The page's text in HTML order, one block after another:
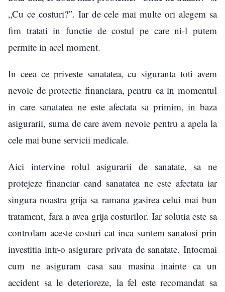
„Cu ce costuri?”. Iar de cele mai multe ori alegem sa
fim tratati in functie de costul pe care ni-l putem
permite in acel moment.
In ceea ce priveste sanatatea, cu siguranta toti avem
nevoie de protectie financiara, pentru ca in momentul
in care sanatatea ne este afectata sa primim, in baza
asigurarii, suma de care avem nevoie pentru a apela la
cele mai bune servicii medicale.
Aici intervine rolul asigurarii de sanatate, sa ne
protejeze financiar cand sanatatea ne este afectata iar
singura noastra grija sa ramana gasirea celui mai bun
tratament, fara a avea grija costurilor. Iar solutia este sa
controlam aceste costuri cat inca suntem sanatosi prin
investitia intr-o asigurare privata de sanatate. Intocmai
cum ne asiguram casa sau masina inainte ca un
accident sa le deterioreze, la fel este recomandat sa